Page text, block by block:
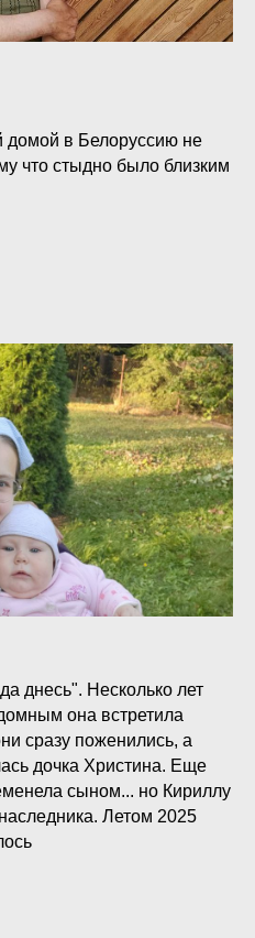
в Белоруссию не
что стыдно было близким
днесь". Несколько лет
она встретила
сразу поженились, а
дочка Христина. Еще
сыном... но Кириллу
Летом 2025